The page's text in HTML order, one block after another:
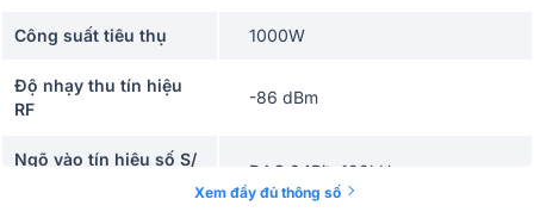
Công suất tiêu thụ 1000W
Độ nhạy thu tín hiệu
RF
-86 dBm
Ngõ vào tín hiệu số S/
DAC 24Bit, 192kHz
Xem đầy đủ thông số